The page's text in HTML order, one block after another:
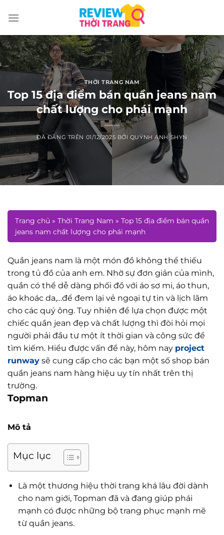
đến
dung
THỜI TRANG NAM
Top 15 địa điểm bán quần jeans nam
chất lượng cho phái mạnh
ĐÃ ĐĂNG TRÊN 01/12/2025 BỞI QUỲNH ANH SHYN
Trang chủ » Thời Trang Nam » Top 15 địa điểm bán quần
jeans nam chất lượng cho phái mạnh
Quần jeans nam là một món đồ không thể thiếu
trong tủ đồ của anh em. Nhờ sự đơn giản của mình,
quần có thể dễ dàng phối đồ với áo sơ mi, áo thun,
áo khoác da,…để đem lại vẻ ngoại tự tin và lịch lãm
cho các quý ông. Tuy nhiên để lựa chọn được một
chiếc quần jean đẹp và chất lượng thì đòi hỏi mọi
người phải đầu tư một ít thời gian và công sức để
tìm kiếm. Hiểu được vấn đề này, hôm nay project
runway sẽ cung cấp cho các bạn một số shop bán
quần jeans nam hàng hiệu uy tín nhất trên thị
trường.
Topman
Mô tả
Mục lục
Là một thương hiệu thời trang khá lâu đời dành
cho nam giới, Topman đã và đang giúp phái
mạnh có được những bộ trang phục mạnh mẽ
từ quần jeans.